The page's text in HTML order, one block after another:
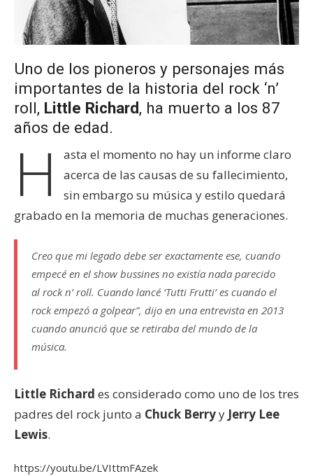
Uno de los pioneros y personajes más
importantes de la historia del rock ‘n’
roll, Little Richard, ha muerto a los 87
años de edad.
H
asta el momento no hay un informe claro
acerca de las causas de su fallecimiento,
sin embargo su música y estilo quedará
grabado en la memoria de muchas generaciones.
Creo que mi legado debe ser exactamente ese, cuando
empecé en el show bussines no existía nada parecido
al rock n’ roll. Cuando lancé ‘Tutti Frutti’ es cuando el
rock empezó a golpear”, dijo en una entrevista en 2013
cuando anunció que se retiraba del mundo de la
música.
Little Richard es considerado como uno de los tres
padres del rock junto a Chuck Berryy Jerry Lee
Lewis.
https://youtu.be/LVIttmFAzek